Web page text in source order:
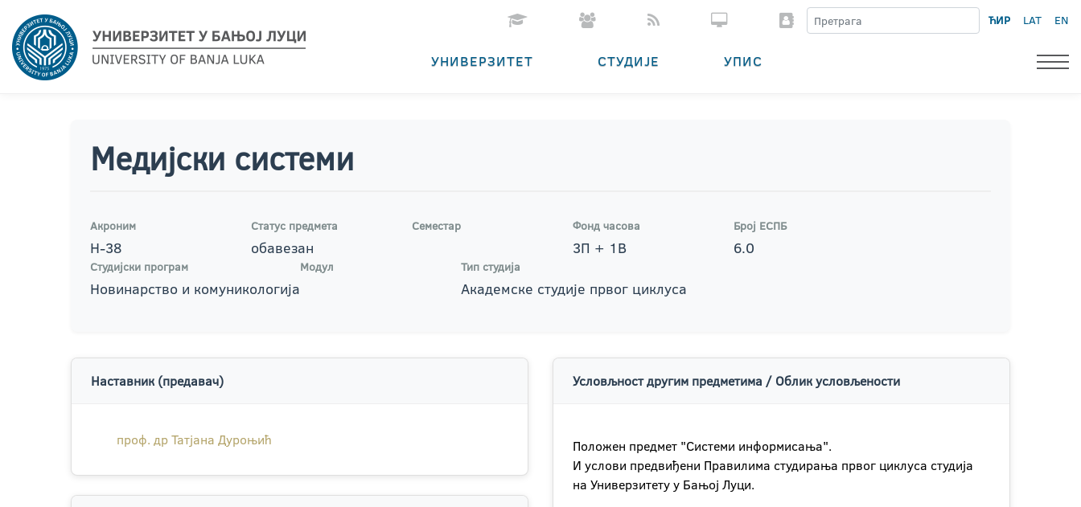
ЋИР LAT EN
УНИВЕРЗИТЕТ СТУДИЈЕ УПИС
Медијски системи
Акроним
Н-38
Статус предмета
обавезан
Семестар Фонд часова
3П + 1В
Број ЕСПБ
6.0
Студијски програм
Новинарство и комуникологија
Модул Тип студија
Академске студије првог циклуса
Наставник (предавач)
проф. др Татјана Дуроњић
Условљност другим предметима / Облик условљености
Положен предмет "Системи информисања".
И услови предвиђени Правилима студирања првог циклуса студија
на Универзитету у Бањој Луци.